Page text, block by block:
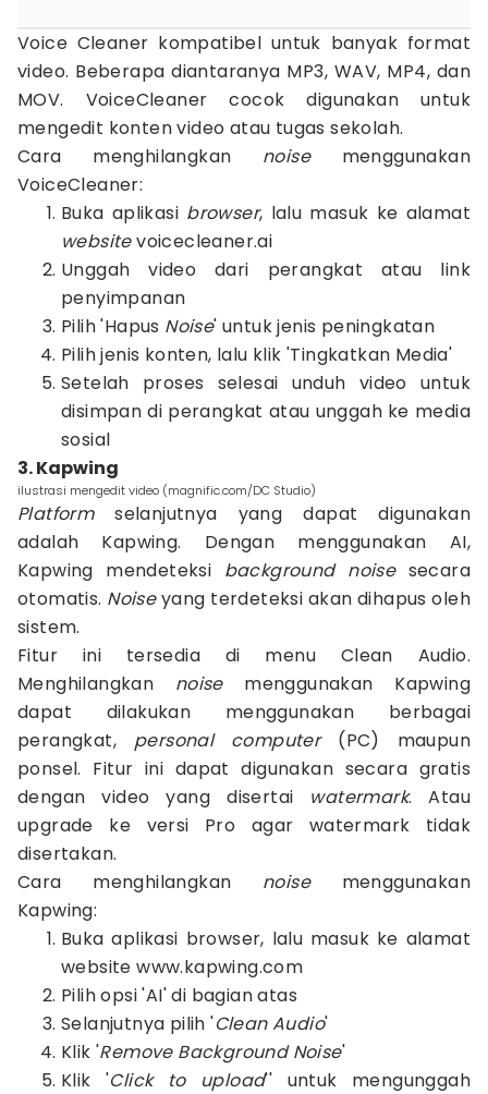
Voice Cleaner kompatibel untuk banyak format
video. Beberapa diantaranya MP3, WAV, MP4, dan
MOV. VoiceCleaner cocok digunakan untuk
mengedit konten video atau tugas sekolah.
Cara menghilangkan noise menggunakan
VoiceCleaner:
Buka aplikasi browser, lalu masuk ke alamat
websitevoicecleaner.ai
Unggah video dari perangkat atau link
penyimpanan
Pilih 'Hapus Noise' untuk jenis peningkatan
Pilih jenis konten, lalu klik 'Tingkatkan Media'
Setelah proses selesai unduh video untuk
disimpan di perangkat atau unggah ke media
sosial
3. Kapwing
ilustrasi mengedit video (magnific.com/DC Studio)
Platformselanjutnya yang dapat digunakan
adalah Kapwing. Dengan menggunakan AI,
Kapwing mendeteksi background noise secara
otomatis. Noiseyang terdeteksi akan dihapus oleh
sistem.
Fitur ini tersedia di menu Clean Audio.
Menghilangkan noise menggunakan Kapwing
dapat dilakukan menggunakan berbagai
perangkat, personal computer (PC) maupun
ponsel. Fitur ini dapat digunakan secara gratis
dengan video yang disertai watermark. Atau
upgrade ke versi Pro agar watermark tidak
disertakan.
Cara menghilangkan noise menggunakan
Kapwing:
Buka aplikasi browser, lalu masuk ke alamat
website www.kapwing.com
Pilih opsi 'AI' di bagian atas
Selanjutnya pilih 'Clean Audio'
Klik 'Remove Background Noise'
Klik 'Click to upload'' untuk mengunggah